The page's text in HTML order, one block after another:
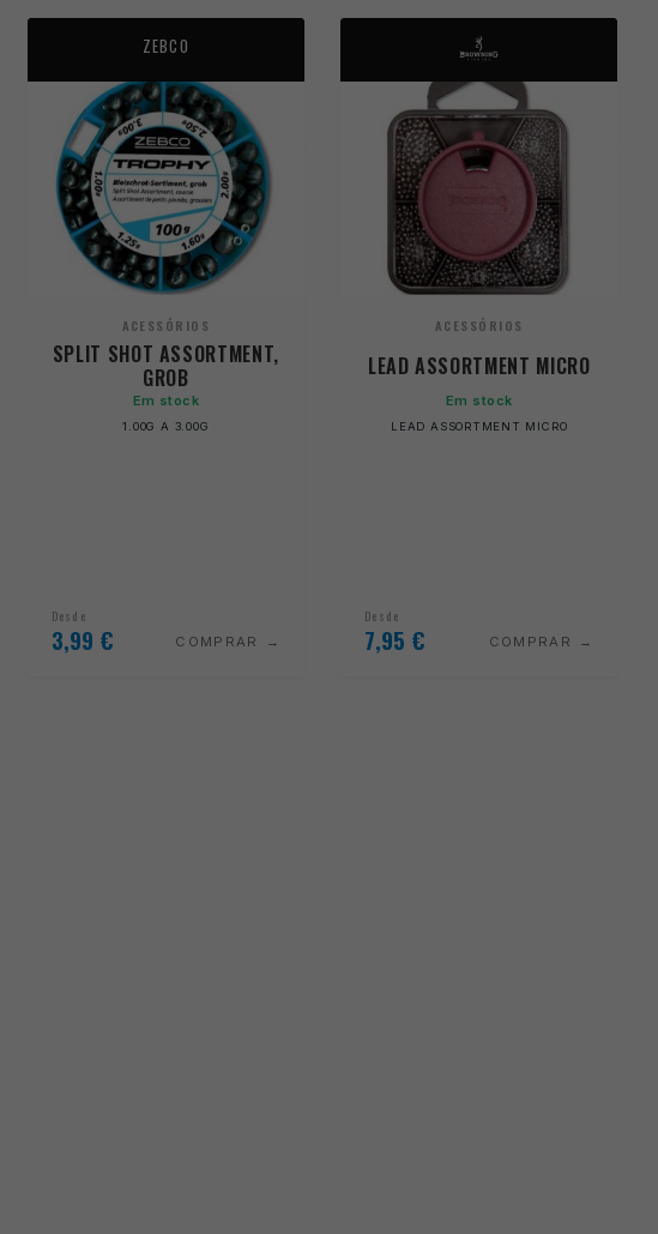
ZEBCO
ACESSÓRIOS
SPLIT SHOT ASSORTMENT,
GROB
Em stock
1.00G A 3.00G
Desde
3,99 € COMPRAR
ACESSÓRIOS
LEAD ASSORTMENT MICRO
Em stock
LEAD ASSORTMENT MICRO
Desde
7,95 € COMPRAR